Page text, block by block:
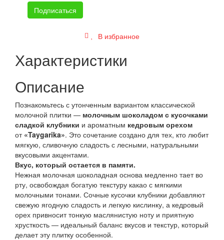
Подписаться
В избранное
Характеристики
Описание
Познакомьтесь с утонченным вариантом классической
молочной плитки — молочным шоколадом с кусочками
сладкой клубники и ароматным кедровым орехом
от «Taygarika». Это сочетание создано для тех, кто любит
мягкую, сливочную сладость с лесными, натуральными
вкусовыми акцентами.
Вкус, который остается в памяти.
Нежная молочная шоколадная основа медленно тает во
рту, освобождая богатую текстуру какао с мягкими
молочными тонами. Сочные кусочки клубники добавляют
свежую ягодную сладость и легкую кислинку, а кедровый
орех привносит тонкую маслянистую ноту и приятную
хрусткость — идеальный баланс вкусов и текстур, который
делает эту плитку особенной.